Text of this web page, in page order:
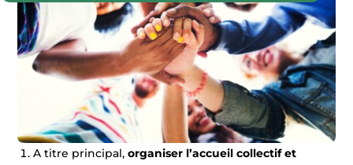
A titre principal,organiser l’accueil collectif et